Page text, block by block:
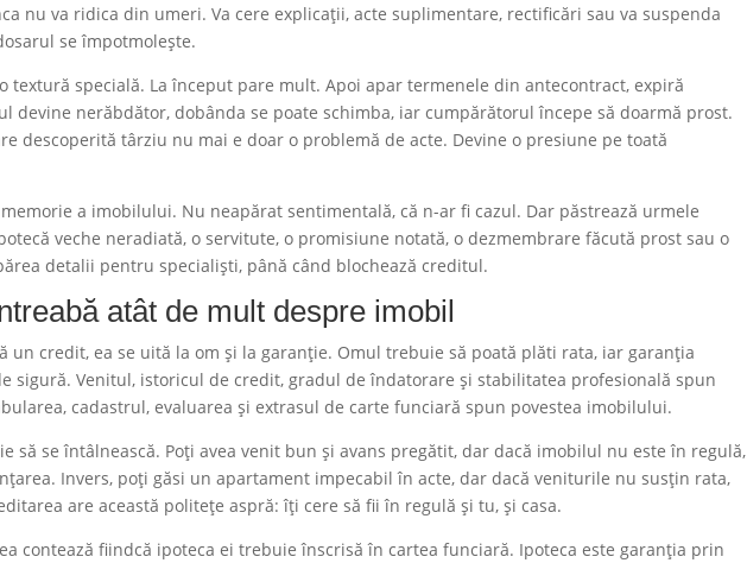
nu va ridica din umeri. Va cere explicații, acte suplimentare, rectificări sau va suspenda
se împotmolește.
textură specială. La început pare mult. Apoi apar termenele din antecontract, expiră
devine nerăbdător, dobânda se poate schimba, iar cumpărătorul începe să doarmă prost.
descoperită târziu nu mai e doar o problemă de acte. Devine o presiune pe toată
a imobilului. Nu neapărat sentimentală, că n-ar fi cazul. Dar păstrează urmele
veche neradiată, o servitute, o promisiune notată, o dezmembrare făcută prost sau o
detalii pentru specialiști, până când blochează creditul.
atât de mult despre imobil
un credit, ea se uită la om și la garanție. Omul trebuie să poată plăti rata, iar garanția
sigură. Venitul, istoricul de credit, gradul de îndatorare și stabilitatea profesională spun
cadastrul, evaluarea și extrasul de carte funciară spun povestea imobilului.
să se întâlnească. Poți avea venit bun și avans pregătit, dar dacă imobilul nu este în regulă,
Invers, poți găsi un apartament impecabil în acte, dar dacă veniturile nu susțin rata,
are această politețe aspră: îți cere să fii în regulă și tu, și casa.
contează fiindcă ipoteca ei trebuie înscrisă în cartea funciară. Ipoteca este garanția prin